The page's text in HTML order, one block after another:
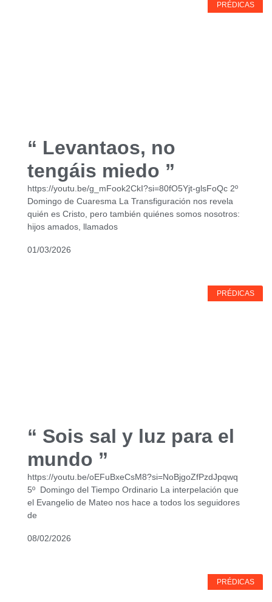
PRÉDICAS
“ Levantaos, no
tengáis miedo ”
https://youtu.be/g_mFook2CkI?si=80fO5Yjt-glsFoQc 2º
Domingo de Cuaresma La Transfiguración nos revela
quién es Cristo, pero también quiénes somos nosotros:
hijos amados, llamados
01/03/2026
PRÉDICAS
“ Sois sal y luz para el
mundo ”
https://youtu.be/oEFuBxeCsM8?si=NoBjgoZfPzdJpqwq
5º Domingo del Tiempo Ordinario La interpelación que
el Evangelio de Mateo nos hace a todos los seguidores
de
08/02/2026
PRÉDICAS